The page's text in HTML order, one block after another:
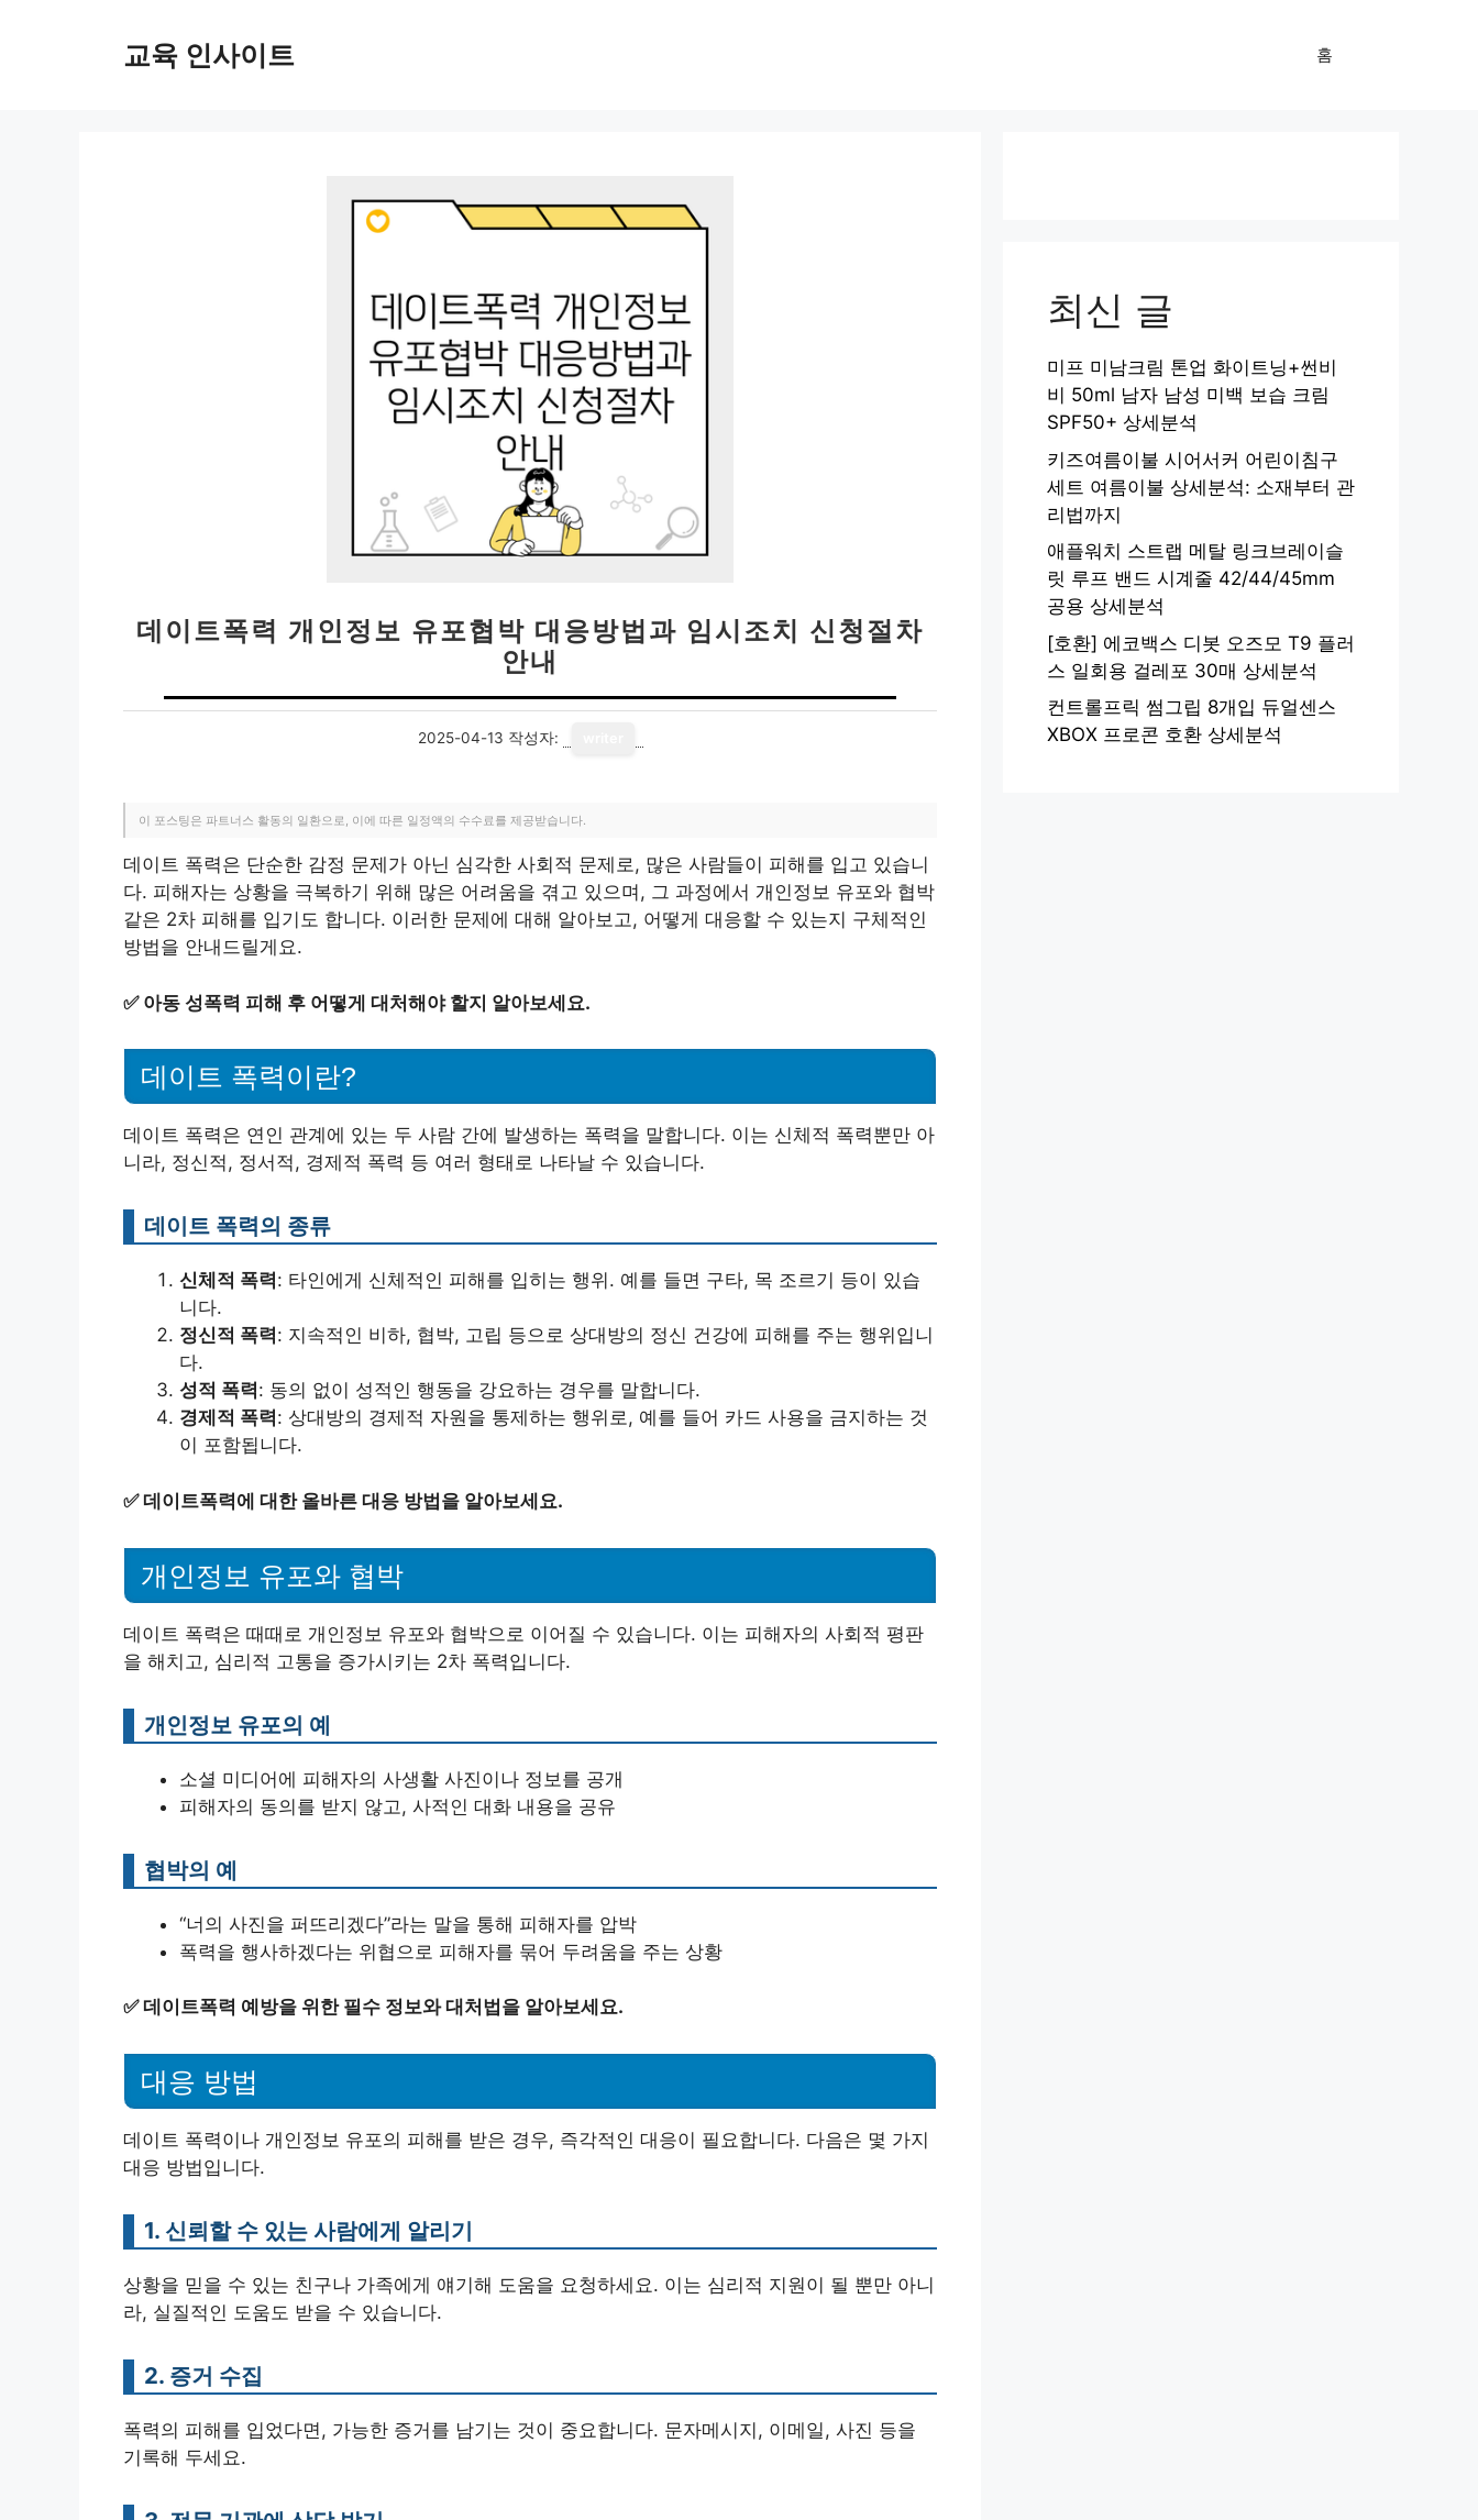
교육 인사이트 홈
데이트폭력 개인정보 유포협박 대응방법과 임시조치 신청절차
안내
2025-04-13 작성자:
이 포스팅은 파트너스 활동의 일환으로, 이에 따른 일정액의 수수료를 제공받습니다.
데이트 폭력은 단순한 감정 문제가 아닌 심각한 사회적 문제로, 많은 사람들이 피해를 입고 있습니
다. 피해자는 상황을 극복하기 위해 많은 어려움을 겪고 있으며, 그 과정에서 개인정보 유포와 협박
같은 2차 피해를 입기도 합니다. 이러한 문제에 대해 알아보고, 어떻게 대응할 수 있는지 구체적인
방법을 안내드릴게요.
✅ 아동 성폭력 피해 후 어떻게 대처해야 할지 알아보세요.
데이트 폭력이란?
데이트 폭력은 연인 관계에 있는 두 사람 간에 발생하는 폭력을 말합니다. 이는 신체적 폭력뿐만 아
니라, 정신적, 정서적, 경제적 폭력 등 여러 형태로 나타날 수 있습니다.
데이트 폭력의 종류
신체적 폭력: 타인에게 신체적인 피해를 입히는 행위. 예를 들면 구타, 목 조르기 등이 있습
니다.
정신적 폭력: 지속적인 비하, 협박, 고립 등으로 상대방의 정신 건강에 피해를 주는 행위입니
다.
성적 폭력: 동의 없이 성적인 행동을 강요하는 경우를 말합니다.
경제적 폭력: 상대방의 경제적 자원을 통제하는 행위로, 예를 들어 카드 사용을 금지하는 것
이 포함됩니다.
✅데이트폭력에 대한 올바른 대응 방법을 알아보세요.
개인정보 유포와 협박
데이트 폭력은 때때로 개인정보 유포와 협박으로 이어질 수 있습니다. 이는 피해자의 사회적 평판
을 해치고, 심리적 고통을 증가시키는 2차 폭력입니다.
개인정보 유포의 예
소셜 미디어에 피해자의 사생활 사진이나 정보를 공개
피해자의 동의를 받지 않고, 사적인 대화 내용을 공유
협박의 예
“너의 사진을 퍼뜨리겠다”라는 말을 통해 피해자를 압박
폭력을 행사하겠다는 위협으로 피해자를 묶어 두려움을 주는 상황
✅데이트폭력 예방을 위한 필수 정보와 대처법을 알아보세요.
대응 방법
데이트 폭력이나 개인정보 유포의 피해를 받은 경우, 즉각적인 대응이 필요합니다. 다음은 몇 가지
대응 방법입니다.
1. 신뢰할 수 있는 사람에게 알리기
상황을 믿을 수 있는 친구나 가족에게 얘기해 도움을 요청하세요. 이는 심리적 지원이 될 뿐만 아니
라, 실질적인 도움도 받을 수 있습니다.
2. 증거 수집
폭력의 피해를 입었다면, 가능한 증거를 남기는 것이 중요합니다. 문자메시지, 이메일, 사진 등을
기록해 두세요.
최신 글
미프 미남크림 톤업 화이트닝+썬비
비 50ml 남자 남성 미백 보습 크림
SPF50+ 상세분석
키즈여름이불 시어서커 어린이침구
세트 여름이불 상세분석: 소재부터 관
리법까지
애플워치 스트랩 메탈 링크브레이슬
릿 루프 밴드 시계줄 42/44/45mm
공용 상세분석
[호환] 에코백스 디봇 오즈모 T9 플러
스 일회용 걸레포 30매 상세분석
컨트롤프릭 썸그립 8개입 듀얼센스
XBOX 프로콘 호환 상세분석